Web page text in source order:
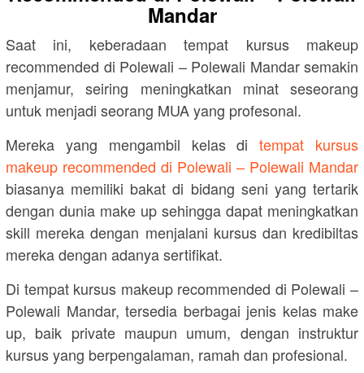
Mandar
Saat ini, keberadaan tempat kursus makeup
recommended di Polewali – Polewali Mandar semakin
menjamur, seiring meningkatkan minat seseorang
untuk menjadi seorang MUA yang profesonal.
Mereka yang mengambil kelas ditempat kursus
makeup recommended di Polewali – Polewali Mandar
biasanya memiliki bakat di bidang seni yang tertarik
dengan dunia make up sehingga dapat meningkatkan
skill mereka dengan menjalani kursus dan kredibiltas
mereka dengan adanya sertifikat.
Di tempat kursus makeup recommended di Polewali –
Polewali Mandar, tersedia berbagai jenis kelas make
up, baik private maupun umum, dengan instruktur
kursus yang berpengalaman, ramah dan profesional.